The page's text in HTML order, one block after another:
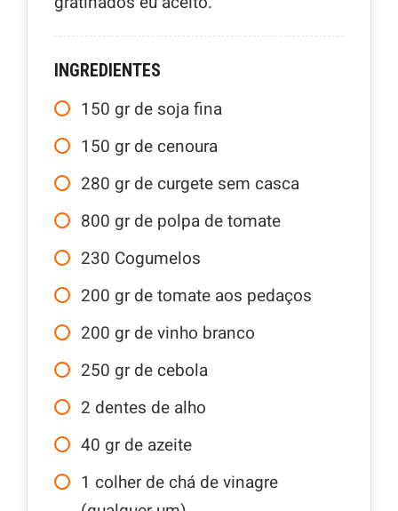
INGREDIENTES
150 gr de soja fina
150 gr de cenoura
280 gr de curgete sem casca
800 gr de polpa de tomate
230 Cogumelos
200 gr de tomate aos pedaços
200 gr de vinho branco
250 gr de cebola
2 dentes de alho
40 gr de azeite
1 colher de chá de vinagre